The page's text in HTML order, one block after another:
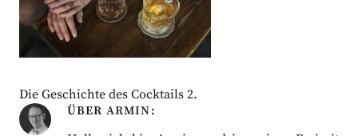
Die Geschichte des Cocktails 2.
ÜBER ARMIN